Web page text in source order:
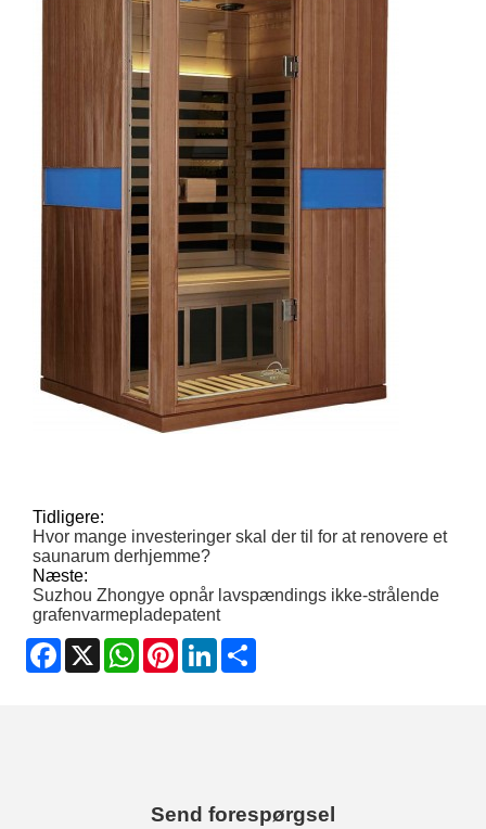
Tidligere:
Hvor mange investeringer skal der til for at renovere et
saunarum derhjemme?
Næste:
Suzhou Zhongye opnår lavspændings ikke-strålende
grafenvarmepladepatent
Facebook
X WhatsApp
PinterestLinkedIn
Send forespørgsel